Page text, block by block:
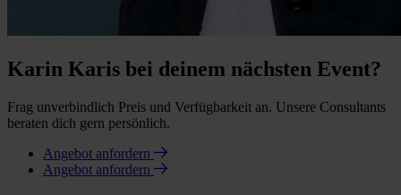
Karin Karis bei deinem nächsten Event?
Frag unverbindlich Preis und Verfügbarkeit an. Unsere Consultants
beraten dich gern persönlich.
Angebot anfordern
Angebot anfordern